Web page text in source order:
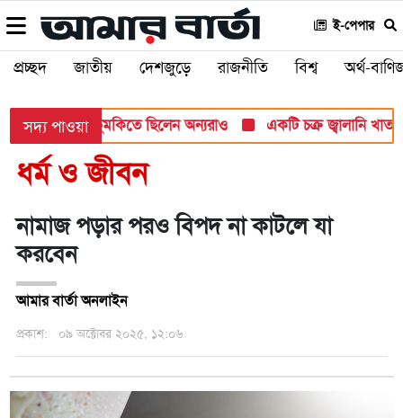
ই-পেপার
প্রচ্ছদ জাতীয় দেশজুড়ে রাজনীতি বিশ্ব অর্থ-
সদ্য পাওয়া
টার্গেট, হুমকিতে ছিলেন অন্যরাও একটি চক্র জ্বালানি খাতকে
ধর্ম ও জীবন
নামাজ পড়ার পরও বিপদ না কাটলে যা
করবেন
আমার বার্তা অনলাইন
প্রকাশ: ০৯ অক্টোবর ২০২৫, ১২:০৬